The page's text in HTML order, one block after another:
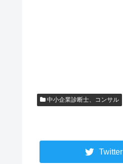
中小企業診断士、コンサル
Twitter